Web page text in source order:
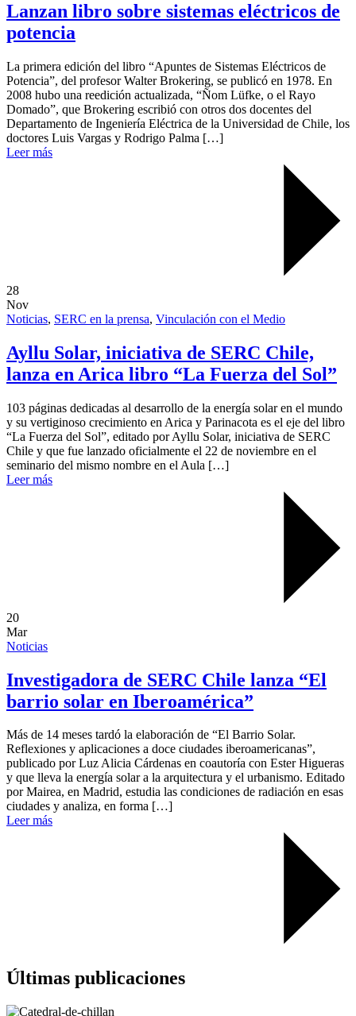
Lanzan libro sobre sistemas eléctricos de
potencia
La primera edición del libro “Apuntes de Sistemas Eléctricos de
Potencia”, del profesor Walter Brokering, se publicó en 1978. En
2008 hubo una reedición actualizada, “Ñom Lüfke, o el Rayo
Domado”, que Brokering escribió con otros dos docentes del
Departamento de Ingeniería Eléctrica de la Universidad de Chile, los
doctores Luis Vargas y Rodrigo Palma […]
Leer más
28
Nov
Noticias, SERC en la prensa, Vinculación con el Medio
Ayllu Solar, iniciativa de SERC Chile,
lanza en Arica libro “La Fuerza del Sol”
103 páginas dedicadas al desarrollo de la energía solar en el mundo
y su vertiginoso crecimiento en Arica y Parinacota es el eje del libro
“La Fuerza del Sol”, editado por Ayllu Solar, iniciativa de SERC
Chile y que fue lanzado oficialmente el 22 de noviembre en el
seminario del mismo nombre en el Aula […]
Leer más
20
Mar
Noticias
Investigadora de SERC Chile lanza “El
barrio solar en Iberoamérica”
Más de 14 meses tardó la elaboración de “El Barrio Solar.
Reflexiones y aplicaciones a doce ciudades iberoamericanas”,
publicado por Luz Alicia Cárdenas en coautoría con Ester Higueras
y que lleva la energía solar a la arquitectura y el urbanismo. Editado
por Mairea, en Madrid, estudia las condiciones de radiación en esas
ciudades y analiza, en forma […]
Leer más
Últimas publicaciones